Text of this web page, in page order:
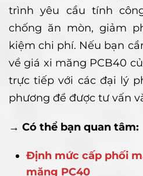
trình yêu cầu tính
chống ăn mòn, giảm
kiệm chi phí. Nếu bạn
về giá xi măng PCB40
trực tiếp với các đại lý
phương để được tư vấn
→ Có thể bạn quan tâm:
Định mức cấp phối
măng PC40